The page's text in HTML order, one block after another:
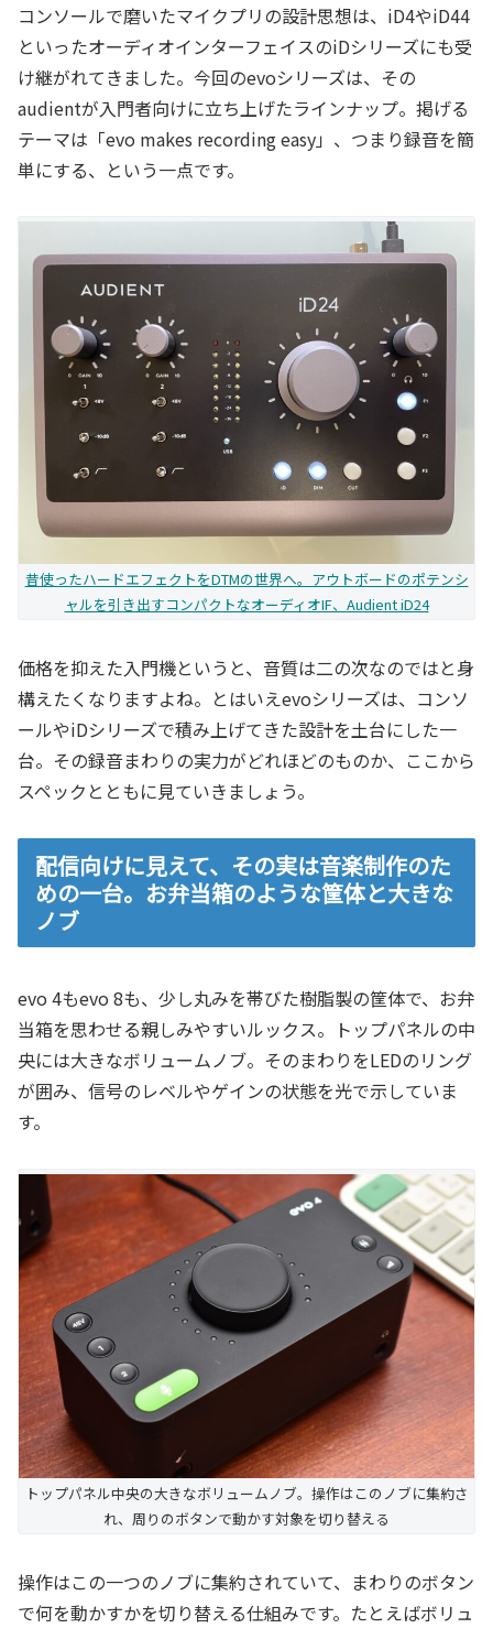
コンソールで磨いたマイクプリの設計思想は、iD4やiD44
といったオーディオインターフェイスのiDシリーズにも受
け継がれてきました。今回のevoシリーズは、その
audientが入門者向けに立ち上げたラインナップ。掲げる
テーマは「evo makes recording easy」、つまり録音を簡
単にする、という一点です。
昔使ったハードエフェクトをDTMの世界へ。アウトボードのポテンシ
ャルを引き出すコンパクトなオーディオIF、Audient iD24
価格を抑えた入門機というと、音質は二の次なのではと身
構えたくなりますよね。とはいえevoシリーズは、コンソ
ールやiDシリーズで積み上げてきた設計を土台にした一
台。その録音まわりの実力がどれほどのものか、ここから
スペックとともに見ていきましょう。
配信向けに見えて、その実は音楽制作のた
めの一台。お弁当箱のような筐体と大きな
ノブ
evo 4もevo 8も、少し丸みを帯びた樹脂製の筐体で、お弁
当箱を思わせる親しみやすいルックス。トップパネルの中
央には大きなボリュームノブ。そのまわりをLEDのリング
が囲み、信号のレベルやゲインの状態を光で示していま
す。
トップパネル中央の大きなボリュームノブ。操作はこのノブに集約さ
れ、周りのボタンで動かす対象を切り替える
操作はこの一つのノブに集約されていて、まわりのボタン
で何を動かすかを切り替える仕組みです。たとえばボリュ